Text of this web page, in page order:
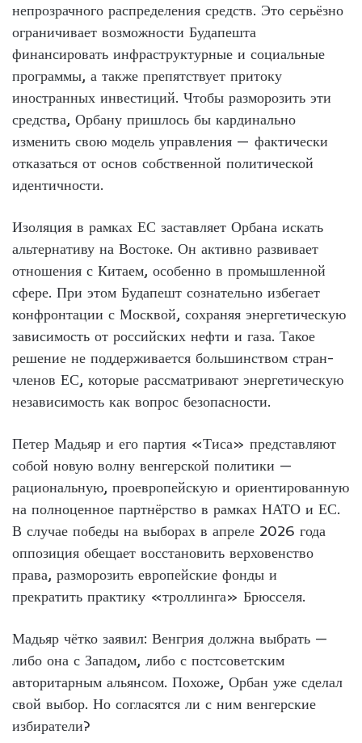
непрозрачного распределения средств. Это серьёзно
ограничивает возможности Будапешта
финансировать инфраструктурные и социальные
программы, а также препятствует притоку
иностранных инвестиций. Чтобы разморозить эти
средства, Орбану пришлось бы кардинально
изменить свою модель управления — фактически
отказаться от основ собственной политической
идентичности.
Изоляция в рамках ЕС заставляет Орбана искать
альтернативу на Востоке. Он активно развивает
отношения с Китаем, особенно в промышленной
сфере. При этом Будапешт сознательно избегает
конфронтации с Москвой, сохраняя энергетическую
зависимость от российских нефти и газа. Такое
решение не поддерживается большинством стран-
членов ЕС, которые рассматривают энергетическую
независимость как вопрос безопасности.
Петер Мадьяр и его партия «Тиса» представляют
собой новую волну венгерской политики —
рациональную, проевропейскую и ориентированную
на полноценное партнёрство в рамках НАТО и ЕС.
В случае победы на выборах в апреле 2026 года
оппозиция обещает восстановить верховенство
права, разморозить европейские фонды и
прекратить практику «троллинга» Брюсселя.
Мадьяр чётко заявил: Венгрия должна выбрать —
либо она с Западом, либо с постсоветским
авторитарным альянсом. Похоже, Орбан уже сделал
свой выбор. Но согласятся ли с ним венгерские
избиратели?